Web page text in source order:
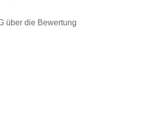
über die Bewertung